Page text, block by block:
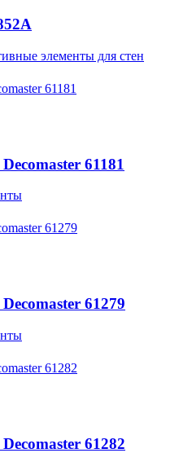
элементы для стен
61181
61279
61282